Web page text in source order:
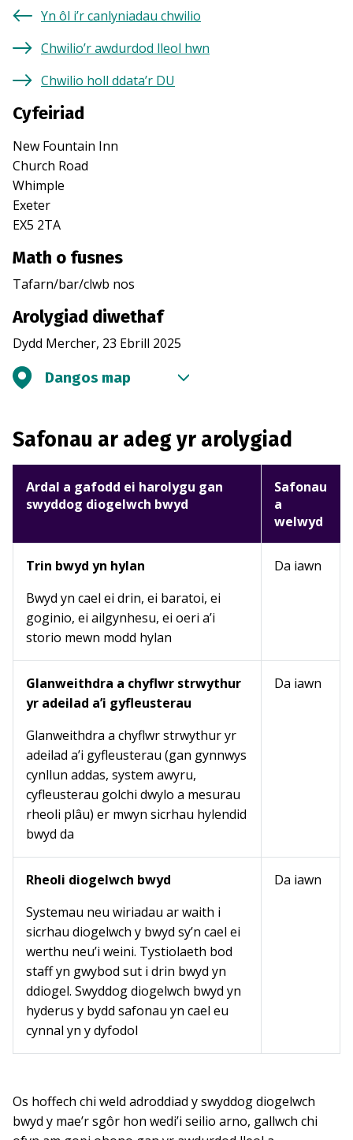
Yn ôl i’r canlyniadau chwilio
Chwilio’r awdurdod lleol hwn
Chwilio holl ddata’r DU
Cyfeiriad
New Fountain Inn
Church Road
Whimple
Exeter
EX5 2TA
Math o fusnes
Tafarn/bar/clwb nos
Arolygiad diwethaf
Dydd Mercher, 23 Ebrill 2025
Dangos map
Safonau ar adeg yr arolygiad
Ardal a gafodd ei harolygu gan
swyddog diogelwch bwyd
Safonau
a
welwyd
Trin bwyd yn hylan
Bwyd yn cael ei drin, ei baratoi, ei
goginio, ei ailgynhesu, ei oeri a’i
storio mewn modd hylan
Da iawn
Glanweithdra a chyflwr strwythur
yr adeilad a’i gyfleusterau
Glanweithdra a chyflwr strwythur yr
adeilad a’i gyfleusterau (gan gynnwys
cynllun addas, system awyru,
cyfleusterau golchi dwylo a mesurau
rheoli plâu) er mwyn sicrhau hylendid
bwyd da
Da iawn
Rheoli diogelwch bwyd
Systemau neu wiriadau ar waith i
sicrhau diogelwch y bwyd sy’n cael ei
werthu neu’i weini. Tystiolaeth bod
staff yn gwybod sut i drin bwyd yn
ddiogel. Swyddog diogelwch bwyd yn
hyderus y bydd safonau yn cael eu
cynnal yn y dyfodol
Da iawn
Os hoffech chi weld adroddiad y swyddog diogelwch
bwyd y mae’r sgôr hon wedi’i seilio arno, gallwch chi